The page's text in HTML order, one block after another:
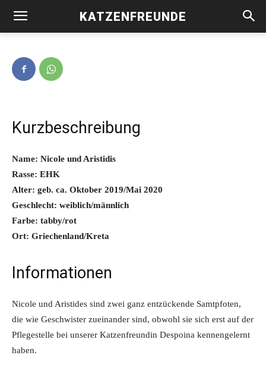
KATZENFREUNDE
Nicole und Aristidis -vermittelt-
Kurzbeschreibung
Name: Nicole und Aristidis
Rasse: EHK
Alter: geb. ca. Oktober 2019/Mai 2020
Geschlecht: weiblich/männlich
Farbe: tabby/rot
Ort: Griechenland/Kreta
Informationen
Nicole und Aristides sind zwei ganz entzückende Samtpfoten,
die wie Geschwister zueinander sind, obwohl sie sich erst auf der
Pflegestelle bei unserer Katzenfreundin Despoina kennengelernt
haben.